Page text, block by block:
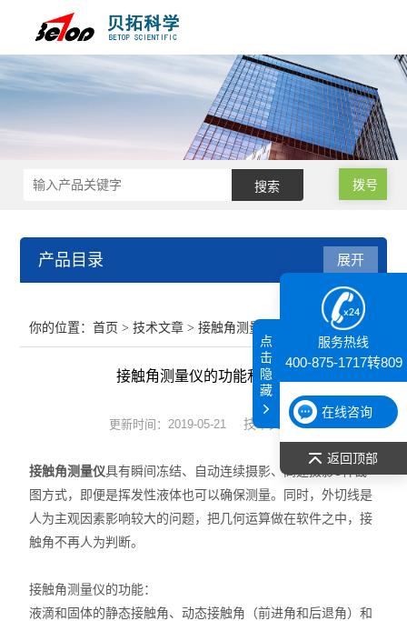
拨号
产品目录
拉曼光谱仪
红外光谱（IR、傅立叶）
展开
你的位置：首页 >技术文章 > 接触角测量仪的功能和选件
接触角测量仪的功能和选件
更新时间：2019-05-21 技术文章
接触角测量仪具有瞬间冻结、自动连续摄影、高速摄影3种截
图方式，即便是挥发性液体也可以确保测量。同时，外切线是
人为主观因素影响较大的问题，把几何运算做在软件之中，接
触角不再人为判断。
接触角测量仪的功能：
液滴和固体的静态接触角、动态接触角（前进角和后退角）和
服务热线
400-875-1717转809
在线咨询
返回顶部
点
击
隐
藏